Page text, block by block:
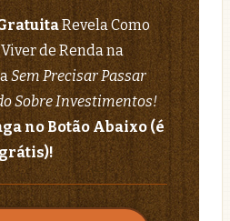
Revela Como
de Renda na
Sem Precisar Passar
Sobre Investimentos!
no Botão Abaixo (é